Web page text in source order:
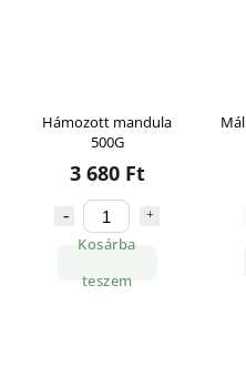
Hámozott mandula
500G
3 680 Ft
Kosárba
teszem